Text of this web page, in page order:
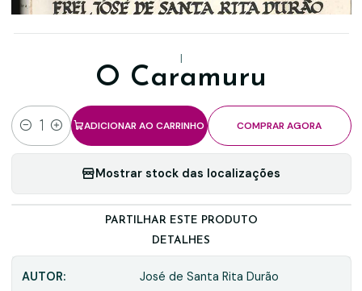
|
O Caramuru
Quantidade
ADICIONAR AO CARRINHO COMPRAR AGORA
Mostrar stock das localizações
PARTILHAR ESTE PRODUTO
DETALHES
AUTOR: José de Santa Rita Durão